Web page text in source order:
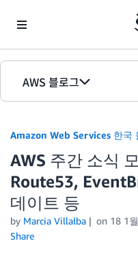
AWS 블로그
홈
에디션
Amazon Web Services 한국
AWS 주간 소식
Route53,
데이트 등
by Marcia Villalba on 18 1
Share